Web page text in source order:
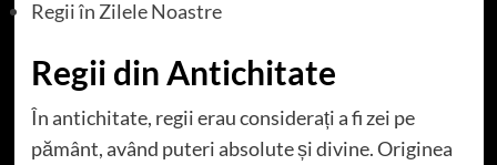
Regii în Zilele Noastre
Regii din Antichitate
În antichitate, regii erau considerați a fi zei pe
pământ, având puteri absolute și divine. Originea